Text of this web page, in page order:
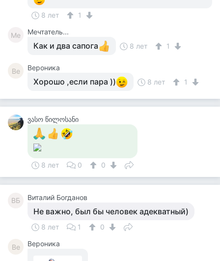
8 лет 1
Ме Мечтатель...
Как и два сапога 8 лет 1
Ве Вероника
Хорошо ,если пара )) 8 лет 1
ვასო წილოსანი
8 лет 0 0
ВБ Виталий Богданов
Не важно, был бы человек адекватный)
8 лет 1 0
Ве Вероника